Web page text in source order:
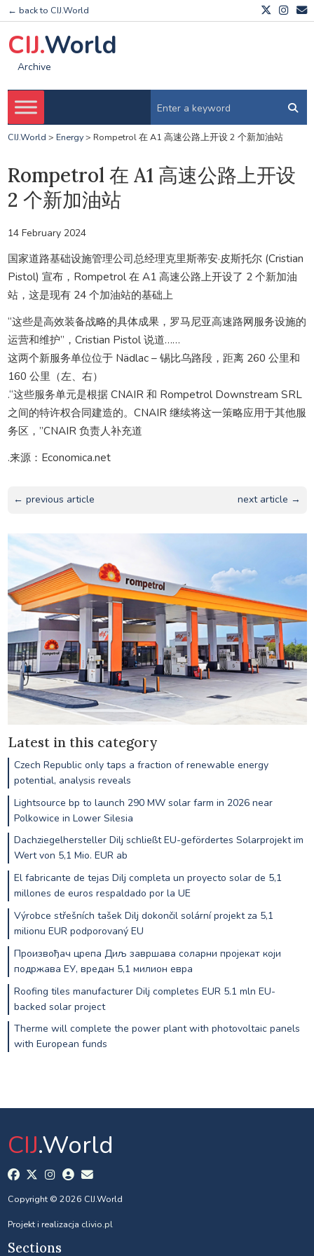
← back to CIJ.World
CIJ.World
Archive
CIJ.World > Energy> Rompetrol 在 A1 高速公路上开设 2 个新加油站
Rompetrol 在 A1 高速公路上开设
2 个新加油站
14 February 2024
国家道路基础设施管理公司总经理克里斯蒂安·皮斯托尔 (Cristian
Pistol) 宣布，Rompetrol 在 A1 高速公路上开设了 2 个新加油
站，这是现有 24 个加油站的基础上
“这些是高效装备战略的具体成果，罗马尼亚高速路网服务设施的
运营和维护”，Cristian Pistol 说道……
这两个新服务单位位于 Nädlac – 锡比乌路段，距离 260 公里和
160 公里（左、右）
.“这些服务单元是根据 CNAIR 和 Rompetrol Downstream SRL
之间的特许权合同建造的。CNAIR 继续将这一策略应用于其他服
务区，”CNAIR 负责人补充道
.来源：Economica.net
← previous article next article →
Latest in this category
Czech Republic only taps a fraction of renewable energy
potential, analysis reveals
Lightsource bp to launch 290 MW solar farm in 2026 near
Polkowice in Lower Silesia
Dachziegelhersteller Dilj schließt EU-gefördertes Solarprojekt im
Wert von 5,1 Mio. EUR ab
El fabricante de tejas Dilj completa un proyecto solar de 5,1
millones de euros respaldado por la UE
Výrobce střešních tašek Dilj dokončil solární projekt za 5,1
milionu EUR podporovaný EU
Произвођач црепа Диљ завршава соларни пројекат који
подржава ЕУ, вредан 5,1 милион евра
Roofing tiles manufacturer Dilj completes EUR 5.1 mln EU-
backed solar project
Therme will complete the power plant with photovoltaic panels
with European funds
CIJ.World
Copyright © 2026 CIJ.World
Projekt i realizacja clivio.pl
Sections